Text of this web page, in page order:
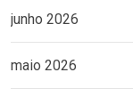
junho 2026
maio 2026